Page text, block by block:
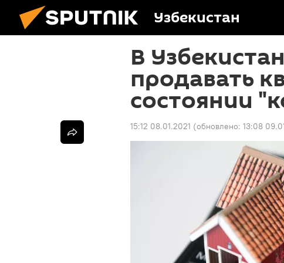
Узбекистан
В
продавать
состоянии
15:12 08.01.2021 (обновлено: 13:08